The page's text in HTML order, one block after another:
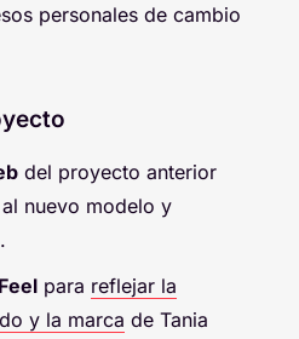
personales de cambio
del proyecto anterior
nuevo modelo y
para reflejar la
y la marca de Tania